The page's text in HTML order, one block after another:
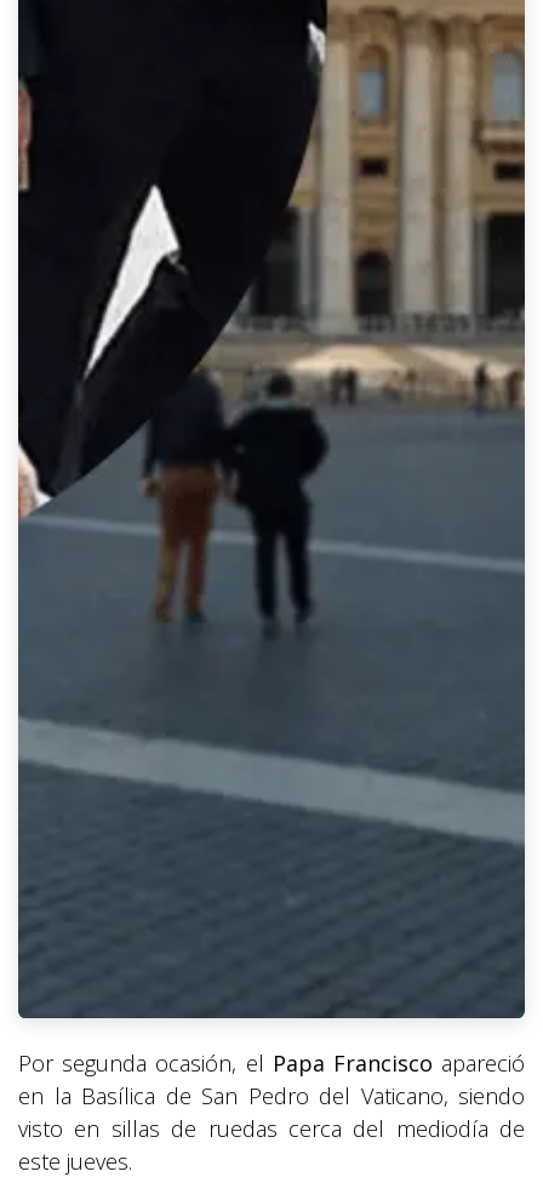
Por segunda ocasión, el Papa Francisco apareció
en la Basílica de San Pedro del Vaticano, siendo
visto en sillas de ruedas cerca del mediodía de
este jueves.